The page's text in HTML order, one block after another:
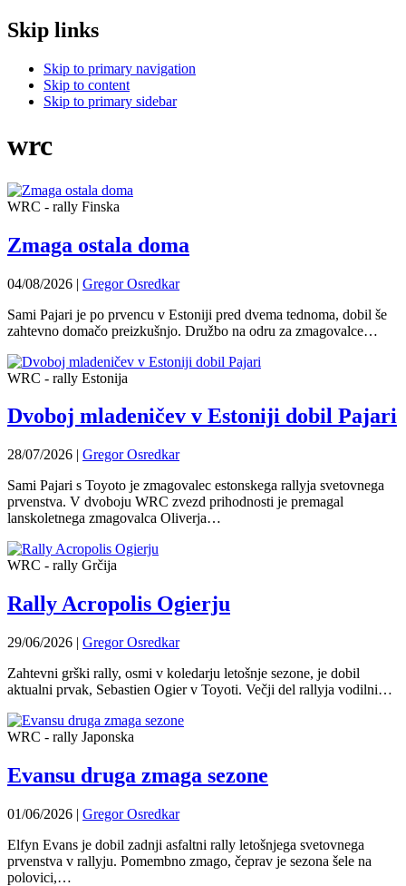
Skip links
Skip to primary navigation
Skip to content
Skip to primary sidebar
wrc
WRC - rally Finska
Zmaga ostala doma
04/08/2026 | Gregor Osredkar
Sami Pajari je po prvencu v Estoniji pred dvema tednoma, dobil še
zahtevno domačo preizkušnjo. Družbo na odru za zmagovalce…
WRC - rally Estonija
Dvoboj mladeničev v Estoniji dobil Pajari
28/07/2026 | Gregor Osredkar
Sami Pajari s Toyoto je zmagovalec estonskega rallyja svetovnega
prvenstva. V dvoboju WRC zvezd prihodnosti je premagal
lanskoletnega zmagovalca Oliverja…
WRC - rally Grčija
Rally Acropolis Ogierju
29/06/2026 | Gregor Osredkar
Zahtevni grški rally, osmi v koledarju letošnje sezone, je dobil
aktualni prvak, Sebastien Ogier v Toyoti. Večji del rallyja vodilni…
WRC - rally Japonska
Evansu druga zmaga sezone
01/06/2026 | Gregor Osredkar
Elfyn Evans je dobil zadnji asfaltni rally letošnjega svetovnega
prvenstva v rallyju. Pomembno zmago, čeprav je sezona šele na
polovici,…